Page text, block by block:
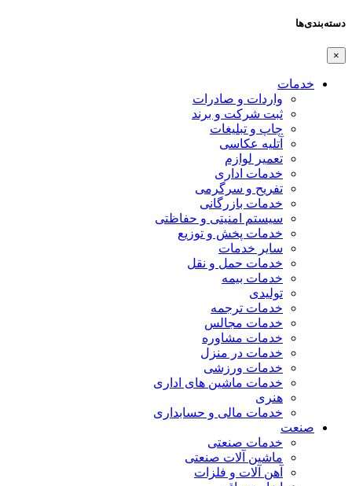
دسته‌بندی‌ها
×
خدمات
واردات و صادرات
ثبت شرکت و برند
چاپ و تبلیغات
آتلیه عکاسی
تعمیر لوازم
خدمات اداری
تفریح و سرگرمی
خدمات بازرگانی
سیستم امنیتی و حفاظتی
خدمات پخش و توزیع
سایر خدمات
خدمات حمل و نقل
خدمات بیمه
تولیدی
خدمات ترجمه
خدمات مجالس
خدمات مشاوره
خدمات در منزل
خدمات ورزشی
خدمات ماشین های اداری
هنری
خدمات مالی و حسابداری
صنعت
خدمات صنعتی
ماشین آلات صنعتی
آهن آلات و فلزات